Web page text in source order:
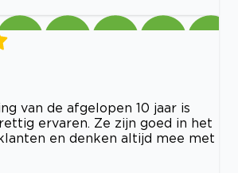
van de afgelopen 10 jaar is
ervaren. Ze zijn goed in het
en denken altijd mee met